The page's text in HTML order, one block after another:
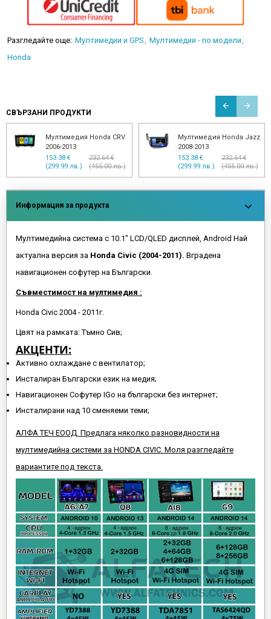
Разгледайте още: Мултимедии и GPS
Мултимедии - по модели
Honda
СВЪРЗАНИ ПРОДУКТИ
Мултимедия Honda CRV
2006-2013
153.38 €
(299.99 лв.)
232.64 €
(455.00 лв.)
Мултимедия Honda Jazz
2008-2013
153.38 €
(299.99 лв.)
232.64 €
(455.00 лв.)
Информация за продукта
Мултимедийна система с 10.1" LCD/QLED дисплей, Android Най
актуална версия за Honda Civic (2004-2011). Вградена
навигационен софутер на Български.
Съвместимост на мултимедия :
Honda Civic 2004 - 2011г.
Цвят на рамката: Тъмно Сив;
АКЦЕНТИ:
Активно охлаждане с вентилатор;
Инсталиран Български език на медия;
Навигационен Софутер IGo на български без интернет;
Инсталирани над 10 сменяеми теми;
АЛФА ТЕЧ ЕООД. Предлага няколко разновидности на
мултимедийна системи за HONDA CIVIC. Моля разгледайте
вариантите под текста.